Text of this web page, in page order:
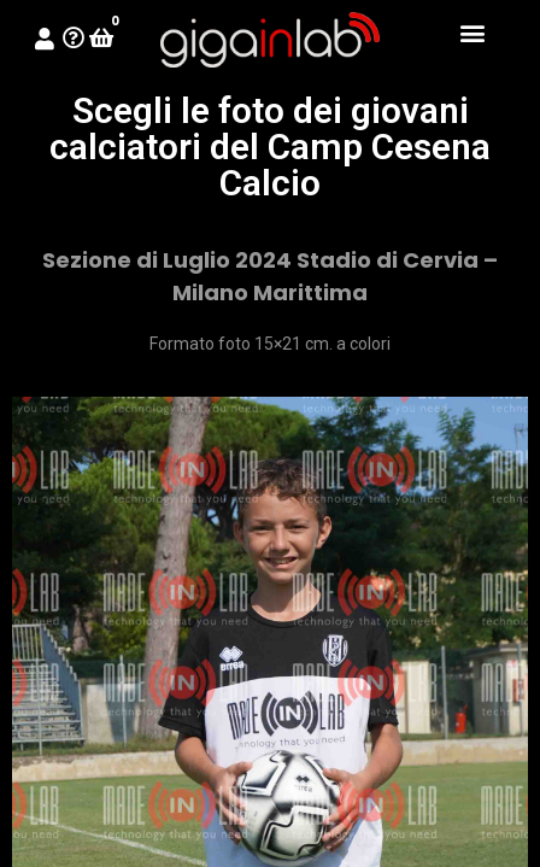
0
Scegli le foto dei giovani
calciatori del Camp Cesena
Calcio
Sezione di Luglio 2024 Stadio di Cervia –
Milano Marittima
Formato foto 15×21 cm. a colori